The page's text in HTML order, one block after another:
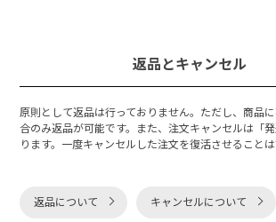
返品とキャンセル
原則として返品は行っておりません。ただし、商品
合のみ返品が可能です。また、注文キャンセルは「
ります。一度キャンセルした注文を復活させることは
返品について キャンセルについて